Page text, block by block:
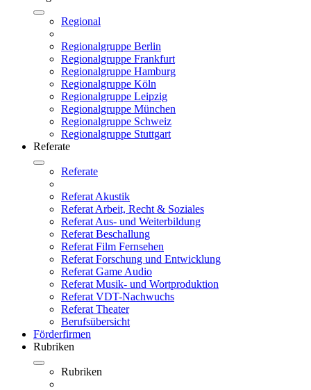
Regional
Regionalgruppe Berlin
Regionalgruppe Frankfurt
Regionalgruppe Hamburg
Regionalgruppe Köln
Regionalgruppe Leipzig
Regionalgruppe München
Regionalgruppe Schweiz
Regionalgruppe Stuttgart
Referate
Referate
Referat Akustik
Referat Arbeit, Recht & Soziales
Referat Aus- und Weiterbildung
Referat Beschallung
Referat Film Fernsehen
Referat Forschung und Entwicklung
Referat Game Audio
Referat Musik- und Wortproduktion
Referat VDT-Nachwuchs
Referat Theater
Berufsübersicht
Förderfirmen
Rubriken
Rubriken